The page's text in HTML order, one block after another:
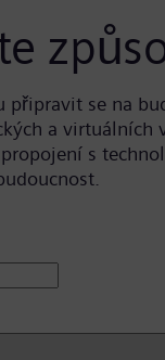
připravit se na
a virtuálních
s